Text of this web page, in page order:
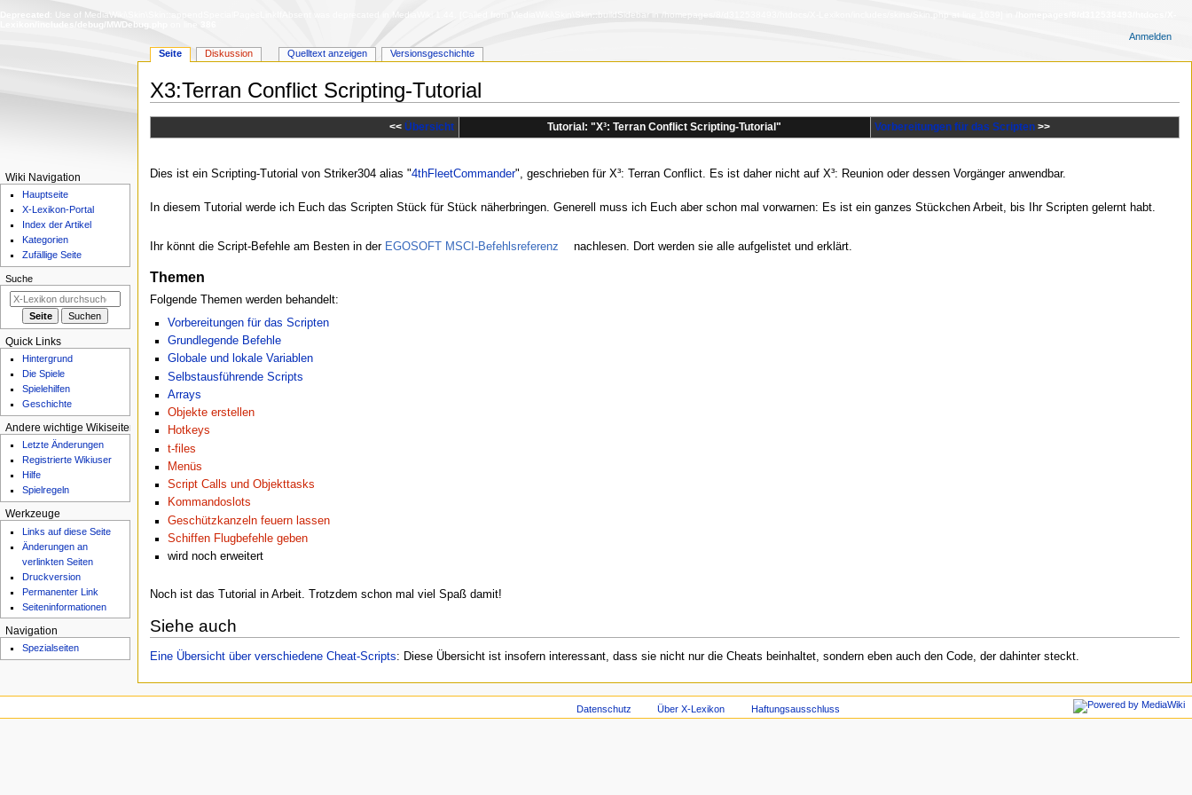
Deprecated : Use of MediaWiki\Skin\Skin::appendSpecialPagesLinkIfAbsent was deprecated in MediaWiki 1.44. [Called from MediaWiki\Skin\Skin::buildSidebar in /homepages/8/d312538493/htdocs/X-Lexikon/includes/skins/Skin.php at line 1639] in
Lexikon/includes/debug/MWDebug.php
X3:Terran Conflict Scripting-Tutorial
Navigation
Suche
<< Übersicht Tutorial: "X³: Terran Conflict Scripting-Tutorial" Vorbereitungen für das Scripten >>
Dies ist ein Scripting-Tutorial von Striker304 alias "4thFleetCommander", geschrieben für X³: Terran Conflict. Es ist daher nicht auf X³: Reunion oder dessen Vorgänger anwendbar.
In diesem Tutorial werde ich Euch das Scripten Stück für Stück näherbringen. Generell muss ich Euch aber schon mal vorwarnen: Es ist ein ganzes Stückchen Arbeit, bis Ihr Scripten gelernt habt.
Ihr könnt die Script-Befehle am Besten in der EGOSOFT MSCI-Befehlsreferenz nachlesen. Dort werden sie alle aufgelistet und erklärt.
Themen
Folgende Themen werden behandelt:
Vorbereitungen für das Scripten
Grundlegende Befehle
Globale und lokale Variablen
Selbstausführende Scripts
Arrays
Objekte erstellen
Hotkeys
t-files
Menüs
Script Calls und Objekttasks
Kommandoslots
Geschützkanzeln feuern lassen
Schiffen Flugbefehle geben
wird noch erweitert
Noch ist das Tutorial in Arbeit. Trotzdem schon mal viel Spaß damit!
Siehe auch
Eine Übersicht über verschiedene Cheat-Scripts: Diese Übersicht ist insofern interessant, dass sie nicht nur die Cheats beinhaltet, sondern eben auch den Code, der dahinter steckt.
N
a
o
m
e
n
Seite Diskussion Quelltext anzeigen Versionsgeschichte
Anmelden
Wiki Navigation
Hauptseite
X-Lexikon-Portal
Index der Artikel
Kategorien
Zufällige Seite
Suche
Quick Links
Hintergrund
Die Spiele
Spielehilfen
Geschichte
Andere wichtige Wikiseiten
Letzte Änderungen
Registrierte Wikiuser
Hilfe
Spielregeln
Werkzeuge
Links auf diese Seite
Änderungen an
verlinkten Seiten
Druckversion
Permanenter Link
Seiten­­informationen
Navigation
Spezialseiten
Datenschutz Über X-Lexikon Haftungsausschluss